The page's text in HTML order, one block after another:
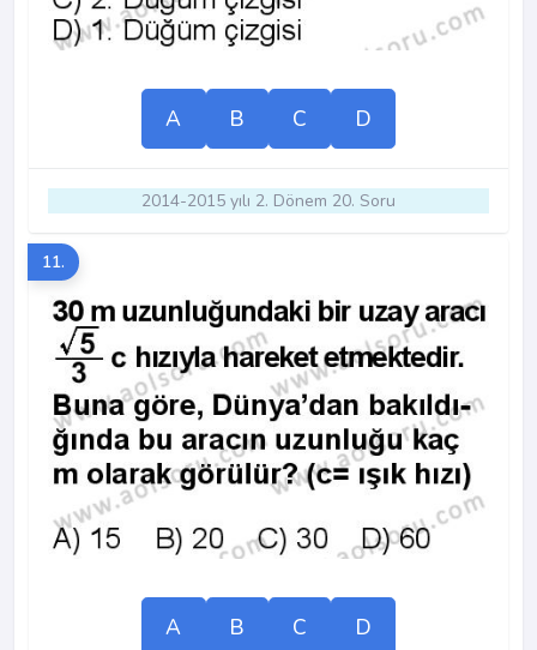
A B C D
2014-2015 yılı 2. Dönem 20. Soru
11.
A B C D